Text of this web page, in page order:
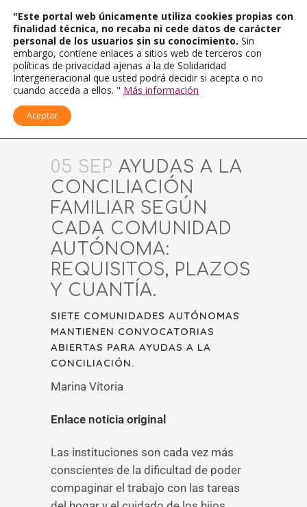
05 SEP AYUDAS A LA
CONCILIACIÓN
FAMILIAR SEGÚN
CADA COMUNIDAD
AUTÓNOMA:
REQUISITOS, PLAZOS
Y CUANTÍA.
SIETE COMUNIDADES AUTÓNOMAS
MANTIENEN CONVOCATORIAS
ABIERTAS PARA AYUDAS A LA
CONCILIACIÓN.
Marina Vítoria
Enlace noticia original
Las instituciones son cada vez más
conscientes de la dificultad de poder
compaginar el trabajo con las tareas
"Este portal web únicamente utiliza cookies propias con
finalidad técnica, no recaba ni cede datos de carácter
personal de los usuarios sin su conocimiento. Sin
embargo, contiene enlaces a sitios web de terceros con
políticas de privacidad ajenas a la de Solidaridad
Intergeneracional que usted podrá decidir si acepta o no
cuando acceda a ellos. " Más información
Aceptar